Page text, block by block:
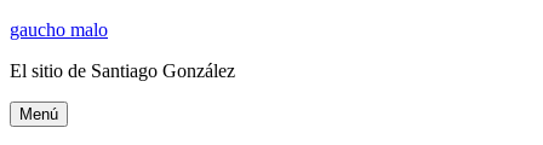
Ir
contenido
gaucho malo
El sitio de Santiago González
Menú